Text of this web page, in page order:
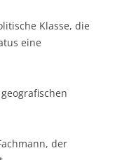
Klasse, die
eine
der